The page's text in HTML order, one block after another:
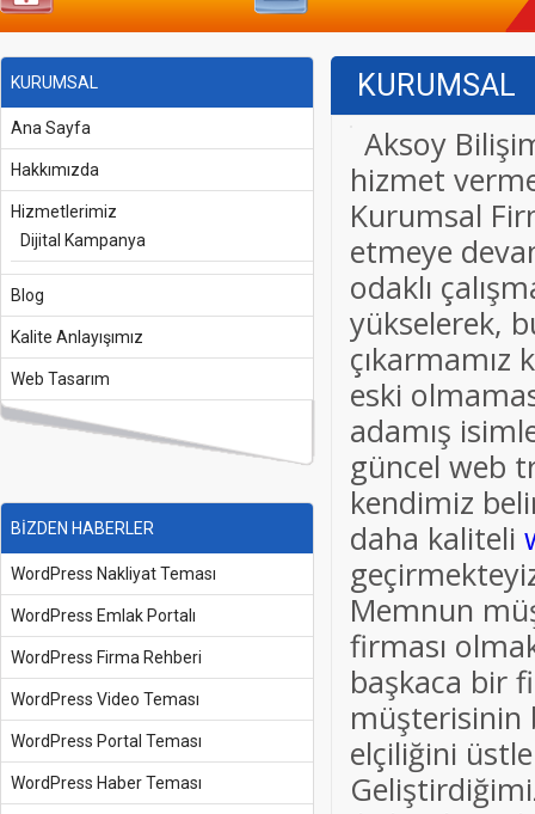
KURUMSAL
Ana Sayfa
Hakkımızda
Hizmetlerimiz
Dijital Kampanya
Blog
Kalite Anlayışımız
Web Tasarım
BİZDEN HABERLER
WordPress Nakliyat Teması
WordPress Emlak Portalı
WordPress Firma Rehberi
WordPress Video Teması
WordPress Portal Teması
WordPress Haber Teması
KURUMSAL
Aksoy
hizmet
Kurumsal
etmeye
odaklı
yükselerek,
eski
adamış
güncel web
kendimiz
daha kaliteli
Memnun
firması
başkaca bir
müşterisinin
elçiliğini